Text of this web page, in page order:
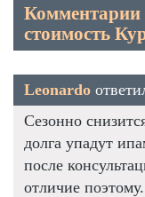
Комментарии
стоимость
Leonardo
Сезонно
долга упадут
после
отличие поэтому.